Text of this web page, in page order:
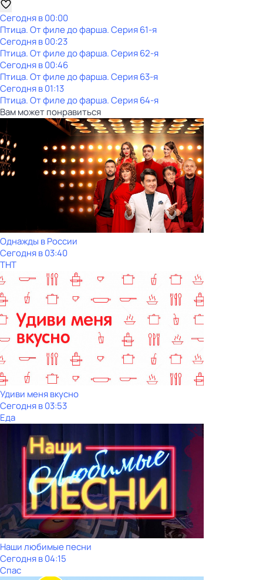
Сегодня в 00:00
Птица. От филе до фарша. Серия 61-я
Сегодня в 00:23
Птица. От филе до фарша. Серия 62-я
Сегодня в 00:46
Птица. От филе до фарша. Серия 63-я
Сегодня в 01:13
Птица. От филе до фарша. Серия 64-я
Вам может понравиться
Однажды в России
Сегодня в 03:40
ТНТ
Удиви меня вкусно
Сегодня в 03:53
Еда
Наши любимые песни
Сегодня в 04:15
Спас